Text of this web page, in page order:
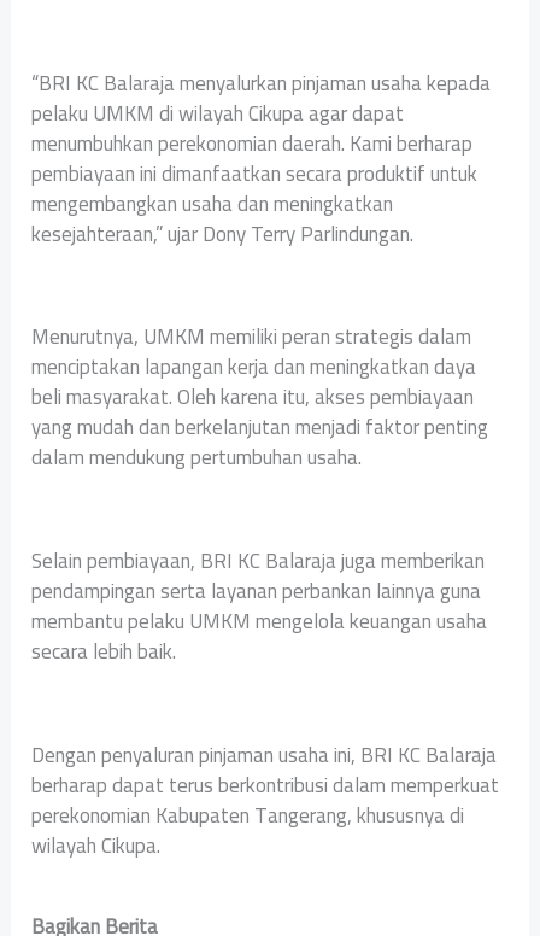
“BRI KC Balaraja menyalurkan pinjaman usaha kepada
pelaku UMKM di wilayah Cikupa agar dapat
menumbuhkan perekonomian daerah. Kami berharap
pembiayaan ini dimanfaatkan secara produktif untuk
mengembangkan usaha dan meningkatkan
kesejahteraan,” ujar Dony Terry Parlindungan.
Menurutnya, UMKM memiliki peran strategis dalam
menciptakan lapangan kerja dan meningkatkan daya
beli masyarakat. Oleh karena itu, akses pembiayaan
yang mudah dan berkelanjutan menjadi faktor penting
dalam mendukung pertumbuhan usaha.
Selain pembiayaan, BRI KC Balaraja juga memberikan
pendampingan serta layanan perbankan lainnya guna
membantu pelaku UMKM mengelola keuangan usaha
secara lebih baik.
Dengan penyaluran pinjaman usaha ini, BRI KC Balaraja
berharap dapat terus berkontribusi dalam memperkuat
perekonomian Kabupaten Tangerang, khususnya di
wilayah Cikupa.
Bagikan Berita